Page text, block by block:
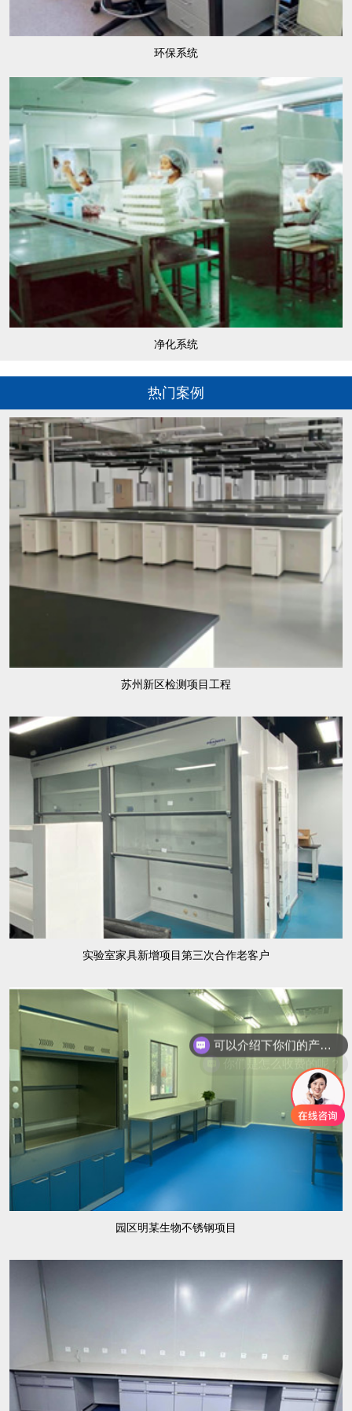
环保系统
净化系统
热门案例
苏州新区检测项目工程
实验室家具新增项目第三次合作老客户
园区明某生物不锈钢项目
你们是怎么收费的呢？